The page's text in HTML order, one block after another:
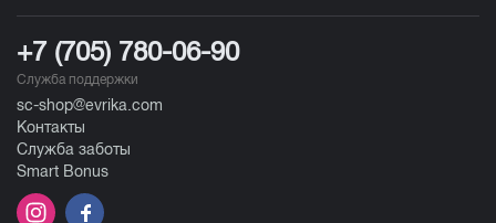
+7 (705) 780-06-90
Служба поддержки
sc-shop@evrika.com
Контакты
Служба заботы
Smart Bonus